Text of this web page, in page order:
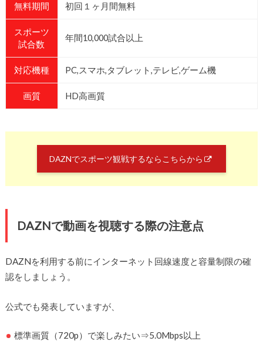
無料期間 初回１ヶ月間無料
スポーツ
試合数
年間10,000試合以上
対応機種 PC,スマホ,タブレット,テレビ,ゲーム機
画質 HD高画質
DAZNでスポーツ観戦するならこちらから
DAZNで動画を視聴する際の注意点
DAZNを利用する前にインターネット回線速度と容量制限の確
認をしましょう。
公式でも発表していますが、
標準画質（720p）で楽しみたい⇒5.0Mbps以上